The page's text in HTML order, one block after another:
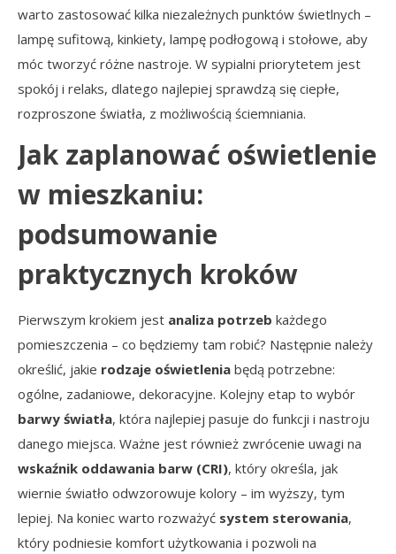
warto zastosować kilka niezależnych punktów świetlnych –
lampę sufitową, kinkiety, lampę podłogową i stołowe, aby
móc tworzyć różne nastroje. W sypialni priorytetem jest
spokój i relaks, dlatego najlepiej sprawdzą się ciepłe,
rozproszone światła, z możliwością ściemniania.
Jak zaplanować oświetlenie
w mieszkaniu:
podsumowanie
praktycznych kroków
Pierwszym krokiem jest analiza potrzeb każdego
pomieszczenia – co będziemy tam robić? Następnie należy
określić, jakie rodzaje oświetlenia będą potrzebne:
ogólne, zadaniowe, dekoracyjne. Kolejny etap to wybór
barwy światła, która najlepiej pasuje do funkcji i nastroju
danego miejsca. Ważne jest również zwrócenie uwagi na
wskaźnik oddawania barw (CRI), który określa, jak
wiernie światło odwzorowuje kolory – im wyższy, tym
lepiej. Na koniec warto rozważyć system sterowania,
który podniesie komfort użytkowania i pozwoli na